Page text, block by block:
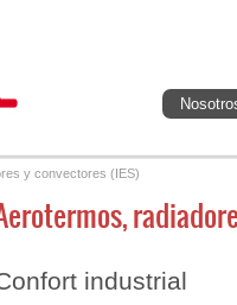
y convectores (IES)
industrial